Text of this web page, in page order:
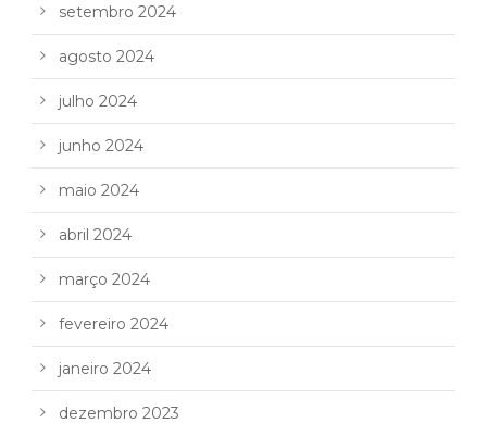
setembro 2024
agosto 2024
julho 2024
junho 2024
maio 2024
abril 2024
março 2024
fevereiro 2024
janeiro 2024
dezembro 2023